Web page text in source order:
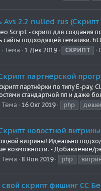
Avs 2.2 nulled rus
Script - скрипт для создания
сайты подходящей тематики.
Тема 1 Дек 2019 СКРИПТ
партнёрской
партнёрки по типу E-pay,
стандартной пп и даже
Тема 16 Окт 2019 php
новостной витрины
витрины! Идеально
возможности: - Добавление/
Тема 8 Ноя 2019 php
скрипт фишинг СС